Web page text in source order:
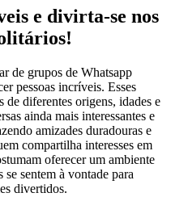
e divirta-se nos
de grupos de Whatsapp
pessoas incríveis. Esses
diferentes origens, idades e
ainda mais interessantes e
amizades duradouras e
compartilha interesses em
oferecer um ambiente
sentem à vontade para
divertidos.